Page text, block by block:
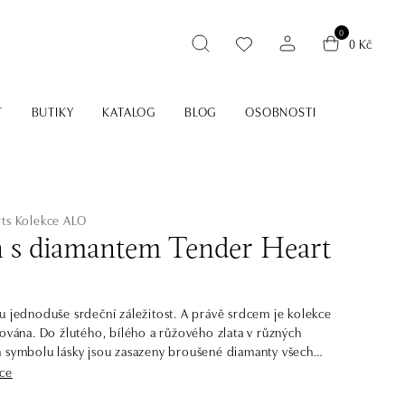
0
0 Kč
BUTIKY KATALOG BLOG OSOBNOSTI
Kolekce ALO
s diamantem Tender Heart
jednoduše srdeční záležitost. A právě srdcem je kolekce
Do žlutého, bílého a růžového zlata v různých
lásky jsou zasazeny broušené diamanty všech
Stejně jako láska jsou i diamanty věčné a velmi cenné.